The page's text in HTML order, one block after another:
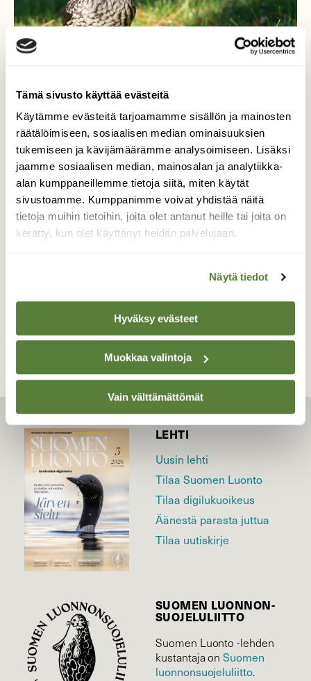
Tämä sivusto käyttää evästeitä
Käytämme evästeitä tarjoamamme sisällön ja mainosten
räätälöimiseen, sosiaalisen median ominaisuuksien
tukemiseen ja kävijämäärämme analysoimiseen. Lisäksi
jaamme sosiaalisen median, mainosalan ja analytiikka-
alan kumppaneillemme tietoja siitä, miten käytät
sivustoamme. Kumppanimme voivat yhdistää näitä
tietoja muihin tietoihin, joita olet antanut heille tai joita on
kerätty, kun olet käyttänyt heidän palvelujaan.
Näytä tiedot
Hyväksy evästeet
Muokkaa valintoja
Vain välttämättömät
Pähkinähakki ruokailee
Pähkinähakki (itäinen alalaji) sembramännyn
siemen nokassaan.
Valokuvaaja: Sakari Sipilä, Merikarvia 24.08.2015
TAKAISIN LISTAAN
LEHTI
Uusin lehti
Tilaa Suomen Luonto
Tilaa digilukuoikeus
Äänestä parasta juttua
Tilaa uutiskirje
SUOMEN LUONNON­
SUOJELU­LIITTO
Suomen Luonto -lehden
kustantaja onSuomen
luonnonsuojelu­liitto.